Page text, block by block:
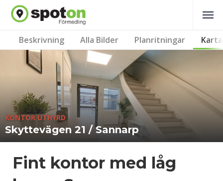
Beskrivning Alla Bilder Planritningar Karta
KONTOR UTHYRD
Skyttevägen 21 / Sannarp
Fint kontor med låg